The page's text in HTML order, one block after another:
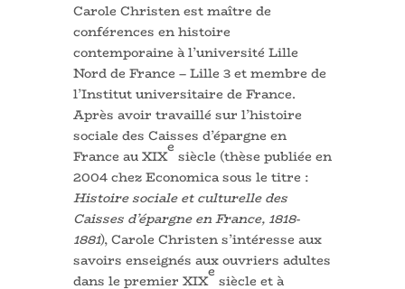
Carole Christen est maître de
conférences en histoire
contemporaine à l’université Lille
Nord de France – Lille 3 et membre de
l’Institut universitaire de France.
Après avoir travaillé sur l’histoire
sociale des Caisses d’épargne en
France au XIX
e
siècle (thèse publiée en
2004 chez Economica sous le titre :
Histoire sociale et culturelle des
Caisses d’épargne en France, 1818-
1881), Carole Christen s’intéresse aux
savoirs enseignés aux ouvriers adultes
dans le premier XIX
e
siècle et à